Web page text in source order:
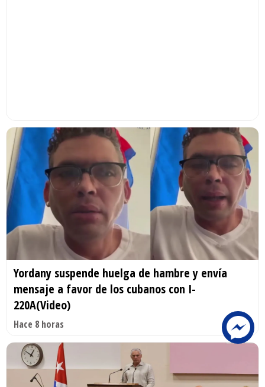
Yordany suspende huelga de hambre y envía
mensaje a favor de los cubanos con I-
220A(Video)
Hace 8 horas